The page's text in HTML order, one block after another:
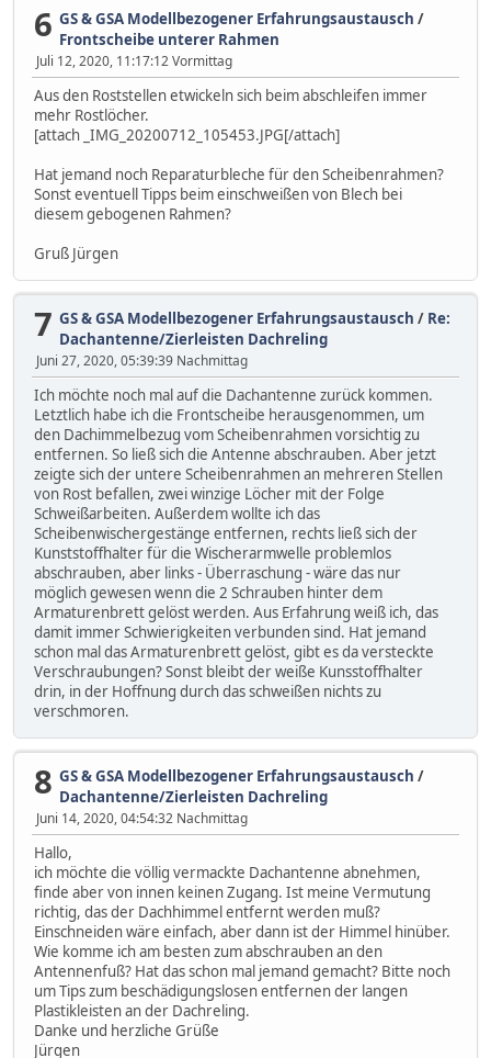
6 GS & GSA Modellbezogener Erfahrungsaustausch /
Frontscheibe unterer Rahmen
Juli 12, 2020, 11:17:12 Vormittag
Aus den Roststellen etwickeln sich beim abschleifen immer
mehr Rostlöcher.
[attach _IMG_20200712_105453.JPG[/attach]
Hat jemand noch Reparaturbleche für den Scheibenrahmen?
Sonst eventuell Tipps beim einschweißen von Blech bei
diesem gebogenen Rahmen?
Gruß Jürgen
7 GS & GSA Modellbezogener Erfahrungsaustausch / Re:
Dachantenne/Zierleisten Dachreling
Juni 27, 2020, 05:39:39 Nachmittag
Ich möchte noch mal auf die Dachantenne zurück kommen.
Letztlich habe ich die Frontscheibe herausgenommen, um
den Dachimmelbezug vom Scheibenrahmen vorsichtig zu
entfernen. So ließ sich die Antenne abschrauben. Aber jetzt
zeigte sich der untere Scheibenrahmen an mehreren Stellen
von Rost befallen, zwei winzige Löcher mit der Folge
Schweißarbeiten. Außerdem wollte ich das
Scheibenwischergestänge entfernen, rechts ließ sich der
Kunststoffhalter für die Wischerarmwelle problemlos
abschrauben, aber links - Überraschung - wäre das nur
möglich gewesen wenn die 2 Schrauben hinter dem
Armaturenbrett gelöst werden. Aus Erfahrung weiß ich, das
damit immer Schwierigkeiten verbunden sind. Hat jemand
schon mal das Armaturenbrett gelöst, gibt es da versteckte
Verschraubungen? Sonst bleibt der weiße Kunsstoffhalter
drin, in der Hoffnung durch das schweißen nichts zu
verschmoren.
8 GS & GSA Modellbezogener Erfahrungsaustausch /
Dachantenne/Zierleisten Dachreling
Juni 14, 2020, 04:54:32 Nachmittag
Hallo,
ich möchte die völlig vermackte Dachantenne abnehmen,
finde aber von innen keinen Zugang. Ist meine Vermutung
richtig, das der Dachhimmel entfernt werden muß?
Einschneiden wäre einfach, aber dann ist der Himmel hinüber.
Wie komme ich am besten zum abschrauben an den
Antennenfuß? Hat das schon mal jemand gemacht? Bitte noch
um Tips zum beschädigungslosen entfernen der langen
Plastikleisten an der Dachreling.
Danke und herzliche Grüße
Jürgen